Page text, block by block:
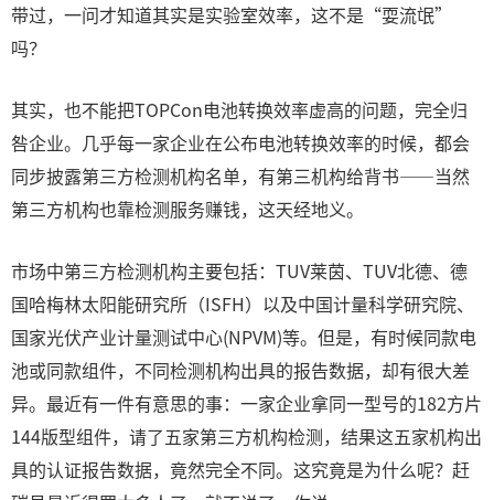
带过，一问才知道其实是实验室效率，这不是“耍流氓”
吗？
其实，也不能把TOPCon电池转换效率虚高的问题，完全归
咎企业。几乎每一家企业在公布电池转换效率的时候，都会
同步披露第三方检测机构名单，有第三机构给背书——当然
第三方机构也靠检测服务赚钱，这天经地义。
市场中第三方检测机构主要包括：TUV莱茵、TUV北德、德
国哈梅林太阳能研究所（ISFH）以及中国计量科学研究院、
国家光伏产业计量测试中心(NPVM)等。但是，有时候同款电
池或同款组件，不同检测机构出具的报告数据，却有很大差
异。最近有一件有意思的事：一家企业拿同一型号的182方片
144版型组件，请了五家第三方机构检测，结果这五家机构出
具的认证报告数据，竟然完全不同。这究竟是为什么呢？赶